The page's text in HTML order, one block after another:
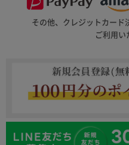
その他、クレジットカード
ご利用い